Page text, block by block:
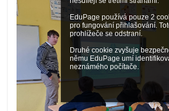
EduPage používá pouze 2
pro fungování přihlašování.
prohlížeče se odstraní.
Druhé cookie zvyšuje
němu EduPage umí
neznámého počítače.